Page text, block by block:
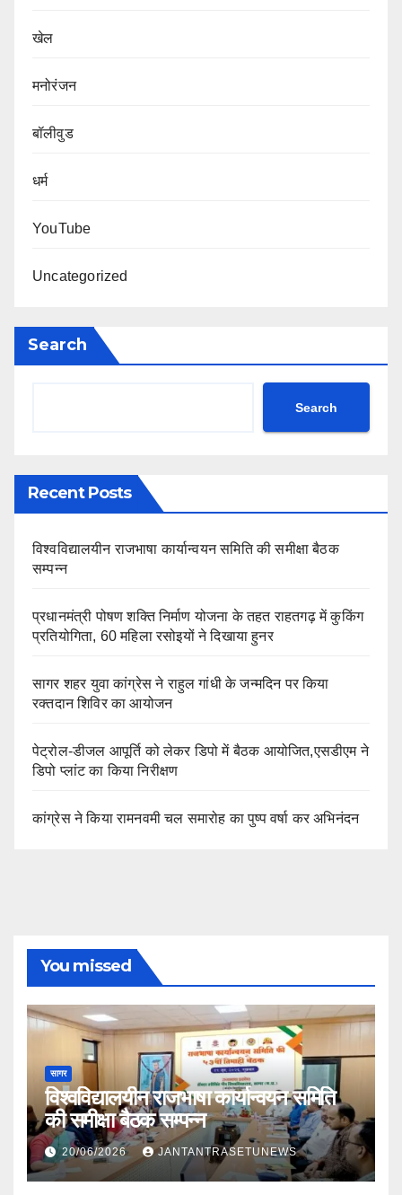
खेल
मनोरंजन
बॉलीवुड
धर्म
YouTube
Uncategorized
Search
Search
Recent Posts
विश्वविद्यालयीन राजभाषा कार्यान्वयन समिति की समीक्षा बैठक
सम्पन्न
प्रधानमंत्री पोषण शक्ति निर्माण योजना के तहत राहतगढ़ में कुकिंग
प्रतियोगिता, 60 महिला रसोइयों ने दिखाया हुनर
सागर शहर युवा कांग्रेस ने राहुल गांधी के जन्मदिन पर किया
रक्तदान शिविर का आयोजन
पेट्रोल-डीजल आपूर्ति को लेकर डिपो में बैठक आयोजित,एसडीएम ने
डिपो प्लांट का किया निरीक्षण
कांग्रेस ने किया रामनवमी चल समारोह का पुष्प वर्षा कर अभिनंदन
You missed
सागर
विश्वविद्यालयीन राजभाषा कार्यान्वयन समिति
की समीक्षा बैठक सम्पन्न
20/06/2026 JANTANTRASETUNEWS